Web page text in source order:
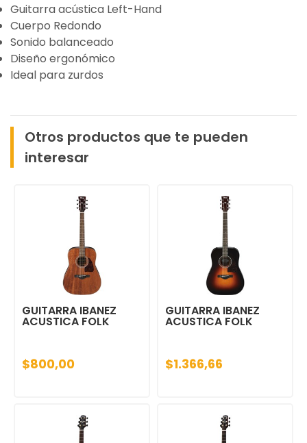
Guitarra acústica Left-Hand
Cuerpo Redondo
Sonido balanceado
Diseño ergonómico
Ideal para zurdos
Otros productos que te pueden
interesar
GUITARRA IBANEZ
ACUSTICA FOLK
$800,00
GUITARRA IBANEZ
ACUSTICA FOLK
$1.366,66